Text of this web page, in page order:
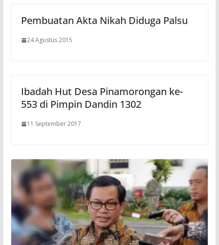
Pembuatan Akta Nikah Diduga Palsu
24 Agustus 2015
Ibadah Hut Desa Pinamorongan ke-
553 di Pimpin Dandin 1302
11 September 2017